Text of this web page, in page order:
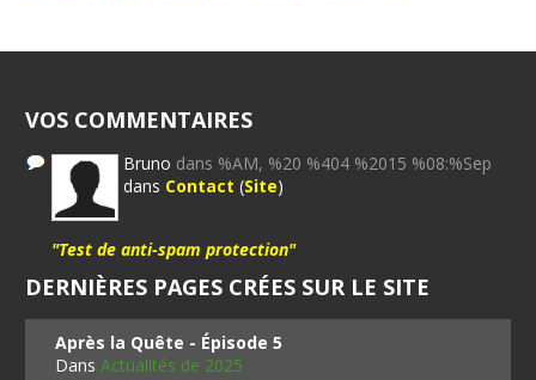
VOS COMMENTAIRES
Bruno dans %AM, %20 %404 %2015 %08:%Sep
dans Contact (Site)
"Test de anti-spam protection"
DERNIÈRES PAGES CRÉES SUR LE SITE
Après la Quête - Épisode 5
DansActualités de 2025